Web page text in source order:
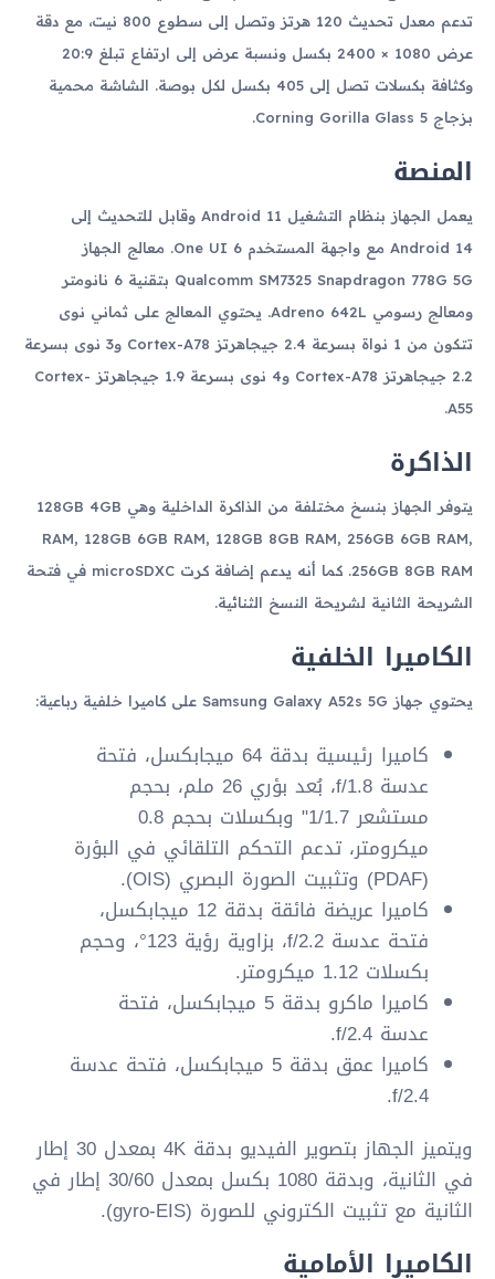
تدعم معدل تحديث 120 هرتز وتصل إلى سطوع 800 نيت، مع دقة
عرض 1080 × 2400 بكسل ونسبة عرض إلى ارتفاع تبلغ 20:9
وكثافة بكسلات تصل إلى 405 بكسل لكل بوصة. الشاشة محمية
بزجاج Corning Gorilla Glass 5.
المنصة
يعمل الجهاز بنظام التشغيل Android 11 وقابل للتحديث إلى
Android 14 مع واجهة المستخدم One UI 6. معالج الجهاز
Qualcomm SM7325 Snapdragon 778G 5G بتقنية 6 نانومتر
ومعالج رسومي Adreno 642L. يحتوي المعالج على ثماني نوى
تتكون من 1 نواة بسرعة 2.4 جيجاهرتز Cortex-A78 و3 نوى بسرعة
2.2 جيجاهرتز Cortex-A78 و4 نوى بسرعة 1.9 جيجاهرتز Cortex-
A55.
الذاكرة
يتوفر الجهاز بنسخ مختلفة من الذاكرة الداخلية وهي 128GB 4GB
RAM, 128GB 6GB RAM, 128GB 8GB RAM, 256GB 6GB RAM,
256GB 8GB RAM. كما أنه يدعم إضافة كرت microSDXC في فتحة
الشريحة الثانية لشريحة النسخ الثنائية.
الكاميرا الخلفية
يحتوي جهاز Samsung Galaxy A52s 5G على كاميرا خلفية رباعية:
كاميرا رئيسية بدقة 64 ميجابكسل، فتحة
عدسة f/1.8، بُعد بؤري 26 ملم، بحجم
مستشعر 1/1.7" وبكسلات بحجم 0.8
ميكرومتر، تدعم التحكم التلقائي في البؤرة
(PDAF) وتثبيت الصورة البصري (OIS).
كاميرا عريضة فائقة بدقة 12 ميجابكسل،
فتحة عدسة f/2.2، بزاوية رؤية 123°، وحجم
بكسلات 1.12 ميكرومتر.
كاميرا ماكرو بدقة 5 ميجابكسل، فتحة
عدسة f/2.4.
كاميرا عمق بدقة 5 ميجابكسل، فتحة عدسة
f/2.4.
ويتميز الجهاز بتصوير الفيديو بدقة 4K بمعدل 30 إطار
في الثانية، وبدقة 1080 بكسل بمعدل 30/60 إطار في
الثانية مع تثبيت الكتروني للصورة (gyro-EIS).
الكاميرا الأمامية